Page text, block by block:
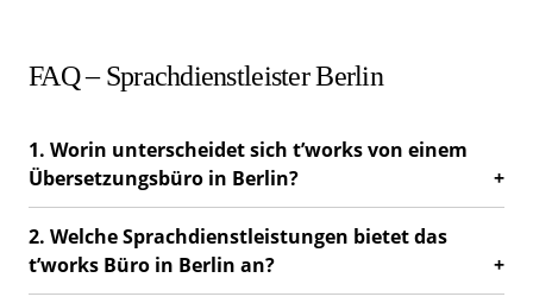
FAQ – Sprachdienstleister Berlin
1. Worin unterscheidet sich t’works von einem
Übersetzungsbüro in Berlin?
2. Welche Sprachdienstleistungen bietet das
t’works Büro in Berlin an?